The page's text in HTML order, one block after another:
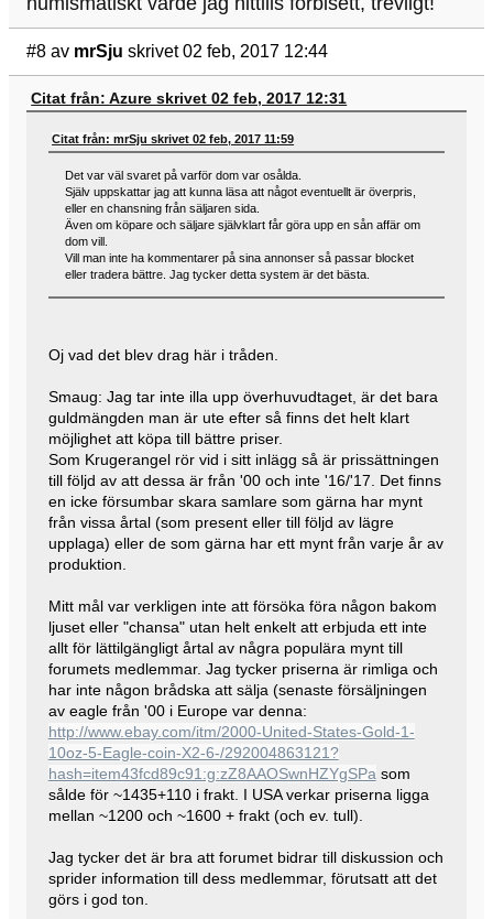
#8 av mrSju skrivet 02 feb, 2017 12:44
Citat från: Azure skrivet 02 feb, 2017 12:31
Citat från: mrSju skrivet 02 feb, 2017 11:59
Det var väl svaret på varför dom var osålda.
Själv uppskattar jag att kunna läsa att något eventuellt är överpris,
eller en chansning från säljaren sida.
Även om köpare och säljare självklart får göra upp en sån affär om
dom vill.
Vill man inte ha kommentarer på sina annonser så passar blocket
eller tradera bättre. Jag tycker detta system är det bästa.
Oj vad det blev drag här i tråden.
Smaug: Jag tar inte illa upp överhuvudtaget, är det bara
guldmängden man är ute efter så finns det helt klart
möjlighet att köpa till bättre priser.
Som Krugerangel rör vid i sitt inlägg så är prissättningen
till följd av att dessa är från '00 och inte '16/'17. Det finns
en icke försumbar skara samlare som gärna har mynt
från vissa årtal (som present eller till följd av lägre
upplaga) eller de som gärna har ett mynt från varje år av
produktion.
Mitt mål var verkligen inte att försöka föra någon bakom
ljuset eller "chansa" utan helt enkelt att erbjuda ett inte
allt för lättilgängligt årtal av några populära mynt till
forumets medlemmar. Jag tycker priserna är rimliga och
har inte någon brådska att sälja (senaste försäljningen
av eagle från '00 i Europe var denna:
http://www.ebay.com/itm/2000-United-States-Gold-1-
10oz-5-Eagle-coin-X2-6-/292004863121?
hash=item43fcd89c91:g:zZ8AAOSwnHZYgSPa som
sålde för ~1435+110 i frakt. I USA verkar priserna ligga
mellan ~1200 och ~1600 + frakt (och ev. tull).
Jag tycker det är bra att forumet bidrar till diskussion och
sprider information till dess medlemmar, förutsatt att det
görs i god ton.